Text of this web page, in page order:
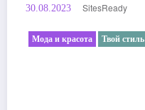
30.08.2023 SitesReady
Мода и красота Твой стиль